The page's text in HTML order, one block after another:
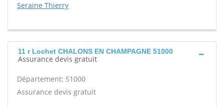
Seraine Thierry
11 r Lochet CHALONS EN CHAMPAGNE 51000
Assurance devis gratuit
Département: 51000
Assurance devis gratuit